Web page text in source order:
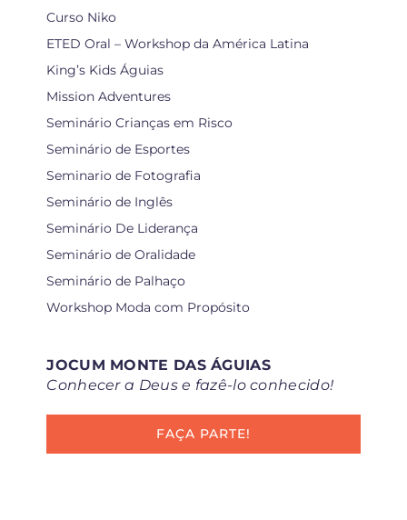
Curso Niko
ETED Oral – Workshop da América Latina
King’s Kids Águias
Mission Adventures
Seminário Crianças em Risco
Seminário de Esportes
Seminario de Fotografia
Seminário de Inglês
Seminário De Liderança
Seminário de Oralidade
Seminário de Palhaço
Workshop Moda com Propósito
JOCUM MONTE DAS ÁGUIAS
Conhecer a Deus e fazê-lo conhecido!
FAÇA PARTE!